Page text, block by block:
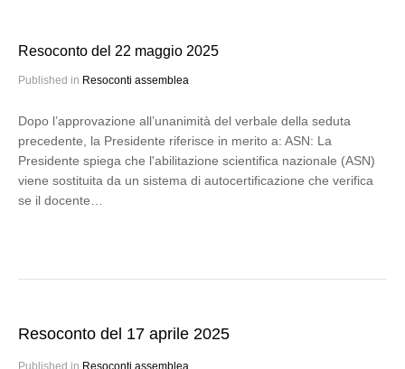
Resoconto del 22 maggio 2025
Published in Resoconti assemblea
Dopo l’approvazione all’unanimità del verbale della seduta
precedente, la Presidente riferisce in merito a: ASN: La
Presidente spiega che l'abilitazione scientifica nazionale (ASN)
viene sostituita da un sistema di autocertificazione che verifica
se il docente…
Resoconto del 17 aprile 2025
Published in Resoconti assemblea